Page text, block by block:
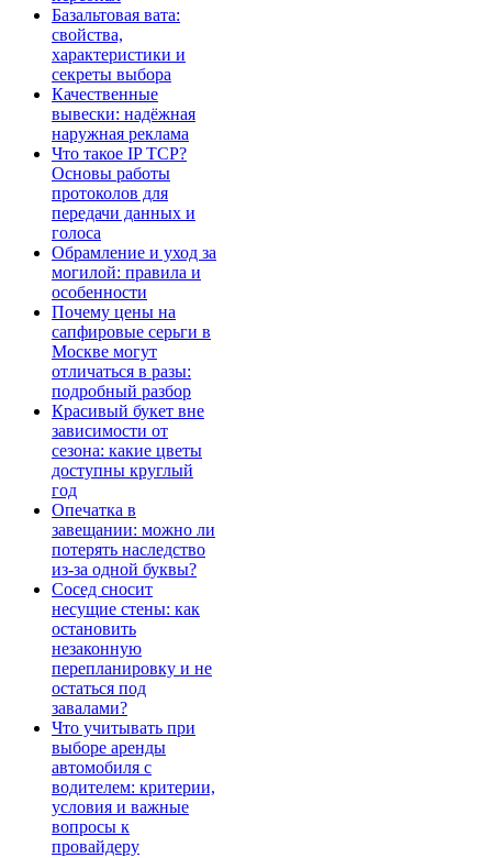
Базальтовая вата:
свойства,
характеристики и
секреты выбора
Качественные
вывески: надёжная
наружная реклама
Что такое IP TCP?
Основы работы
протоколов для
передачи данных и
голоса
Обрамление и уход за
могилой: правила и
особенности
Почему цены на
сапфировые серьги в
Москве могут
отличаться в разы:
подробный разбор
Красивый букет вне
зависимости от
сезона: какие цветы
доступны круглый
год
Опечатка в
завещании: можно ли
потерять наследство
из-за одной буквы?
Сосед сносит
несущие стены: как
остановить
незаконную
перепланировку и не
остаться под
завалами?
Что учитывать при
выборе аренды
автомобиля с
водителем: критерии,
условия и важные
вопросы к
провайдеру